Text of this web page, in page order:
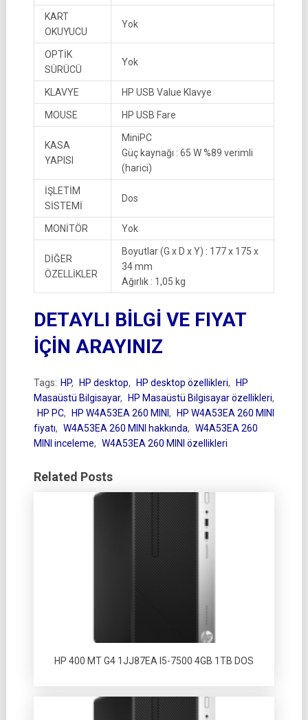
KART
OKUYUCU
Yok
OPTİK
SÜRÜCÜ
Yok
KLAVYE HP USB Value Klavye
MOUSE HP USB Fare
KASA
YAPISI
MiniPC
Güç kaynağı : 65 W %89 verimli
(harici)
İŞLETİM
SİSTEMİ
Dos
MONİTÖR Yok
DİĞER
ÖZELLİKLER
Boyutlar (G x D x Y) : 177 x 175 x
34 mm
Ağırlık : 1,05 kg
DETAYLI BİLGİ VE FIYAT
İÇİN ARAYINIZ
Tags: HP, HP desktop, HP desktop özellikleri,
HP
Masaüstü Bilgisayar, HP Masaüstü Bilgisayar özellikleri,
HP PC, HP W4A53EA 260 MINI ,
HP W4A53EA 260 MINI
fiyatı, W4A53EA 260 MINI hakkında, W4A53EA 260
MINI inceleme, W4A53EA 260 MINI özellikleri
Related Posts
HP 400 MT G4 1JJ87EA I5-7500 4GB 1TB DOS